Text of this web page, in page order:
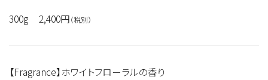
300g 2,400円（税別）
【Fragrance】ホワイトフローラルの香り